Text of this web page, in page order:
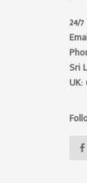
24/
Sri
UK: